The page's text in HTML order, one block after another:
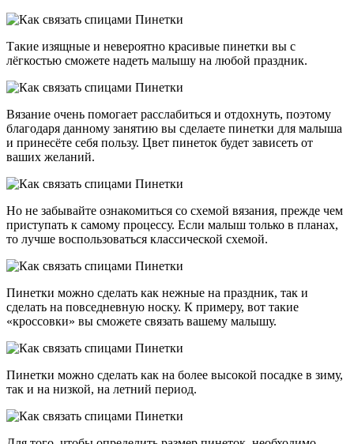
Такие изящные и невероятно красивые пинетки вы с
лёгкостью сможете надеть малышу на любой праздник.
Вязание очень помогает расслабиться и отдохнуть, поэтому
благодаря данному занятию вы сделаете пинетки для малыша
и принесёте себя пользу. Цвет пинеток будет зависеть от
ваших желаний.
Но не забывайте ознакомиться со схемой вязания, прежде чем
приступать к самому процессу. Если малыш только в планах,
то лучше воспользоваться классической схемой.
Пинетки можно сделать как нежные на праздник, так и
сделать на повседневную носку. К примеру, вот такие
«кроссовки» вы сможете связать вашему малышу.
Пинетки можно сделать как на более высокой посадке в зиму,
так и на низкой, на летний период.